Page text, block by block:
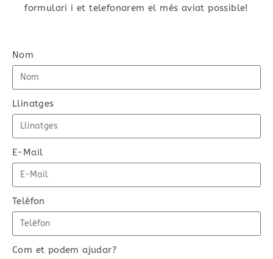
formulari i et telefonarem el més aviat possible!
Nom
Llinatges
E-Mail
Telèfon
Com et podem ajudar?